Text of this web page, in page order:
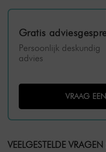
Gratis
Persoonlijk deskundig
advies
VRAAG
VEELGESTELDE